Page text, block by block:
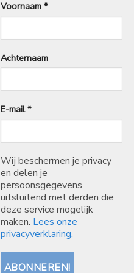
Voornaam *
Achternaam
E-mail*
Wij beschermen je privacy
en delen je
persoonsgegevens
uitsluitend met derden die
deze service mogelijk
maken. Lees onze
privacyverklaring.